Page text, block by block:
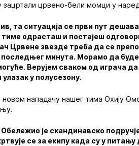
зацртали црвено-бели момци у
та ситуација се први пут
одрасташ и постајеш
Црвене звезде треба да се
последњег минута. Морамо да
Верујем сваком од играча
у полусезону.
нападачу нашег тима Охију
је скандинавско
се за екипу када су у